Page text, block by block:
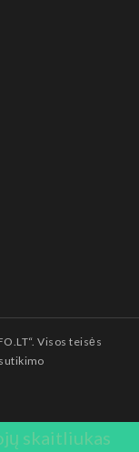
Visos teisės